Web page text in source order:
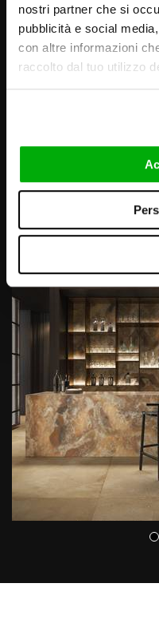
nostri partner che si
pubblicità e social
con altre informazioni
raccolto dal tuo utilizzo
GRAFICHE E AMBIENTAZIONI